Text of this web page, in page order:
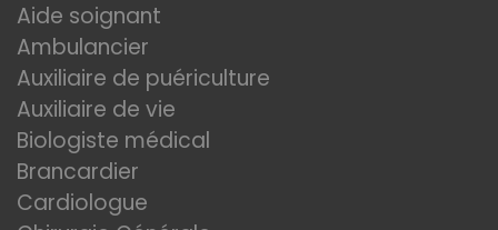
Aide soignant
Ambulancier
Auxiliaire de puériculture
Auxiliaire de vie
Biologiste médical
Brancardier
Cardiologue